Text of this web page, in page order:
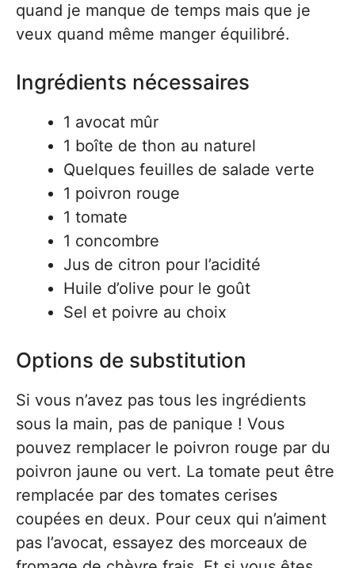
quand je manque de temps mais que je
veux quand même manger équilibré.
Ingrédients nécessaires
1 avocat mûr
1 boîte de thon au naturel
Quelques feuilles de salade verte
1 poivron rouge
1 tomate
1 concombre
Jus de citron pour l’acidité
Huile d’olive pour le goût
Sel et poivre au choix
Options de substitution
Si vous n’avez pas tous les ingrédients
sous la main, pas de panique ! Vous
pouvez remplacer le poivron rouge par du
poivron jaune ou vert. La tomate peut être
remplacée par des tomates cerises
coupées en deux. Pour ceux qui n’aiment
pas l’avocat, essayez des morceaux de